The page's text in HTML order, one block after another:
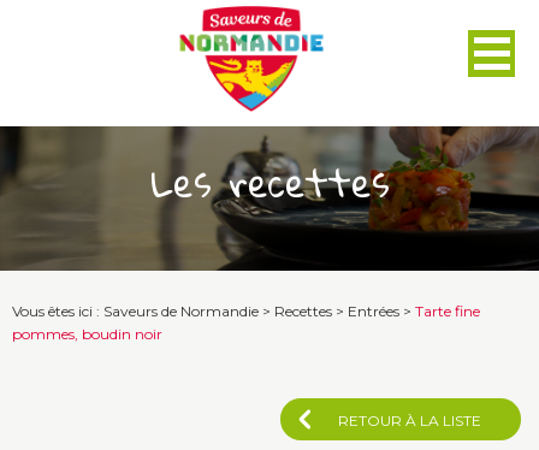
Les recettes
Vous êtes ici : Saveurs de Normandie > Recettes > Entrées > Tarte fine
pommes, boudin noir
RETOUR À LA LISTE
Panneau de gestion des cookies